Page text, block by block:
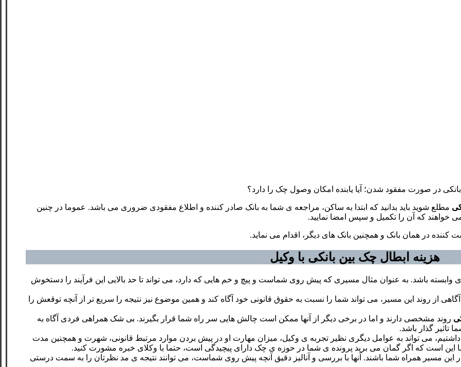
در صورت مفقود شدن؛ آیا یابنده امکان وصول چک را دارد؟
مطلع شوید باید بدانید که ابتدا به ساکن، مراجعه ی شما به بانک صادر کننده و اطلاع مفقودی ضروری می باشد. عموما در چنین
خواهند که آن را تکمیل و سپس امضا نمایید.
در همان بانک و همچنین بانک های دیگر، اقدام می نماید.
هزینه ابطال چک بین بانکی با وکیل
وابسته باشد. به عنوان مثال مسیری که پیش روی شماست و پیچ و خم هایی که دارد، می تواند تا حد بالایی این فرآیند را دستخوش
از روند این مسیر، می تواند شما را نسبت به حقوق قانونی خود آگاه کند و همین موضوع نیز نتیجه را سریع تر از آنچه توقعش را
روند مشخصی دارند و اما در برخی دیگر از آنها ممکن است چالش هایی سر راه شما قرار بگیرند. بی شک همراهی فردی آگاه به
تاثیر گذار باشد.
داشتیم، می تواند به عوامل دیگری نظیر تجربه ی وکیل، میزان مهارت او در پیش بردن موارد مرتبط قانونی، شهرت و همچنین مدت
ما این است که اگر گمان می برید پرونده ی شما در حوزه ی چک دارای پیچیدگی است، حتما با وکلای خبره مشورت کنید.
مسیر همراه شما باشند. آنها با بررسی و آنالیز دقیق آنچه پیش روی شماست، می توانند نتیجه ی مد نظرتان را به سمت درستی